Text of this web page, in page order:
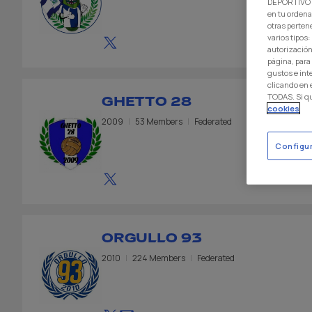
GHETTO 28
2009 53 Members Federated
ORGULLO 93
2010 224 Members Federated
en tu
otras
varios tipos:
página,
gustos e
clicando en
TODAS. Si
cookies